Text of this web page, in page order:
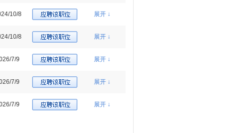
10/8 展开 ↓
10/8 展开 ↓
7/9 展开 ↓
7/9 展开 ↓
7/9 展开 ↓